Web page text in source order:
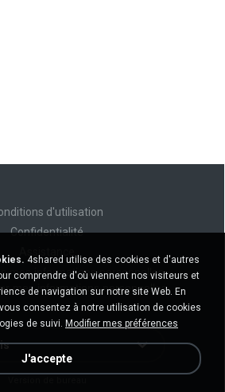
d'utilisation
Confidentialité
mes informations personnelles
mes informations personnelles
4shared utilise des cookies et d'autres
comprendre d'où viennent nos visiteurs et
de navigation sur notre site Web. En
consentez à notre utilisation de cookies
de suivi. Modifier mes préférences
J'accepte